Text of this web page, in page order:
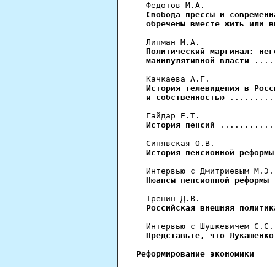
  Федотов М.А.
Свобода прессы и
обречены вместе жить или
  Липман М.А.
Политический маргинал:
  манипулятивной власти
  Качкаева А.Г.
История телевидения в
  и собственностью
  Гайдар Е.Т.
История пенсий
  Синявская О.В.
История пенсионной
  Интервью с Дмитриевым М.Э.
Нюансы пенсионной реформы
  Тренин Д.В.
Российская внешняя
  Интервью с Шушкевичем С.С.
Представьте, что
Реформирование экономики